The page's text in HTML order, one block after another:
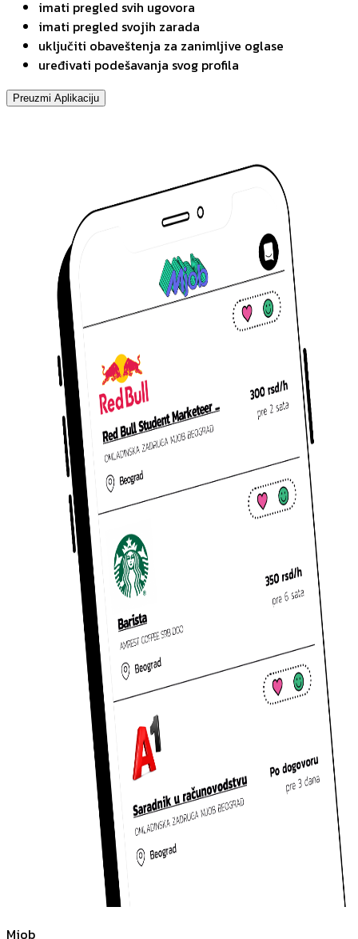
imati pregled svih ugovora
imati pregled svojih zarada
uključiti obaveštenja za zanimljive oglase
uređivati podešavanja svog profila
Preuzmi Aplikaciju
Mjob